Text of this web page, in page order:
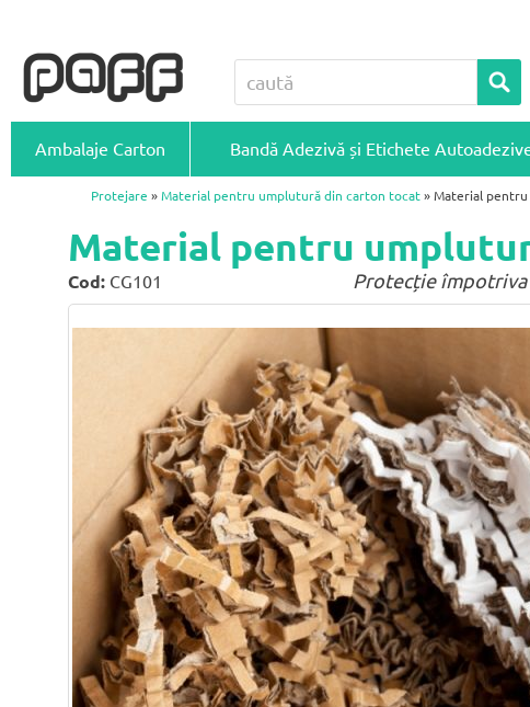
Ambalaje Carton Bandă Adezivă și Etichete
Protejare » Material pentru umplutură din carton tocat» Material pentru
Material pentru
Cod: CG101 Protecție împotriva